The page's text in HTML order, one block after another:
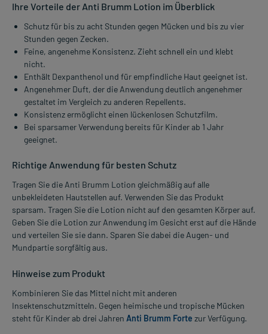
Ihre Vorteile der Anti Brumm Lotion im Überblick
Schutz für bis zu acht Stunden gegen Mücken und bis zu vier
Stunden gegen Zecken.
Feine, angenehme Konsistenz. Zieht schnell ein und klebt
nicht.
Enthält Dexpanthenol und für empfindliche Haut geeignet ist.
Angenehmer Duft, der die Anwendung deutlich angenehmer
gestaltet im Vergleich zu anderen Repellents.
Konsistenz ermöglicht einen lückenlosen Schutzfilm.
Bei sparsamer Verwendung bereits für Kinder ab 1 Jahr
geeignet.
Richtige Anwendung für besten Schutz
Tragen Sie die Anti Brumm Lotion gleichmäßig auf alle
unbekleideten Hautstellen auf. Verwenden Sie das Produkt
sparsam. Tragen Sie die Lotion nicht auf den gesamten Körper auf.
Geben Sie die Lotion zur Anwendung im Gesicht erst auf die Hände
und verteilen Sie sie dann. Sparen Sie dabei die Augen- und
Mundpartie sorgfältig aus.
Hinweise zum Produkt
Kombinieren Sie das Mittel nicht mit anderen
Insektenschutzmitteln. Gegen heimische und tropische Mücken
steht für Kinder ab drei Jahren Anti Brumm Forte zur Verfügung.